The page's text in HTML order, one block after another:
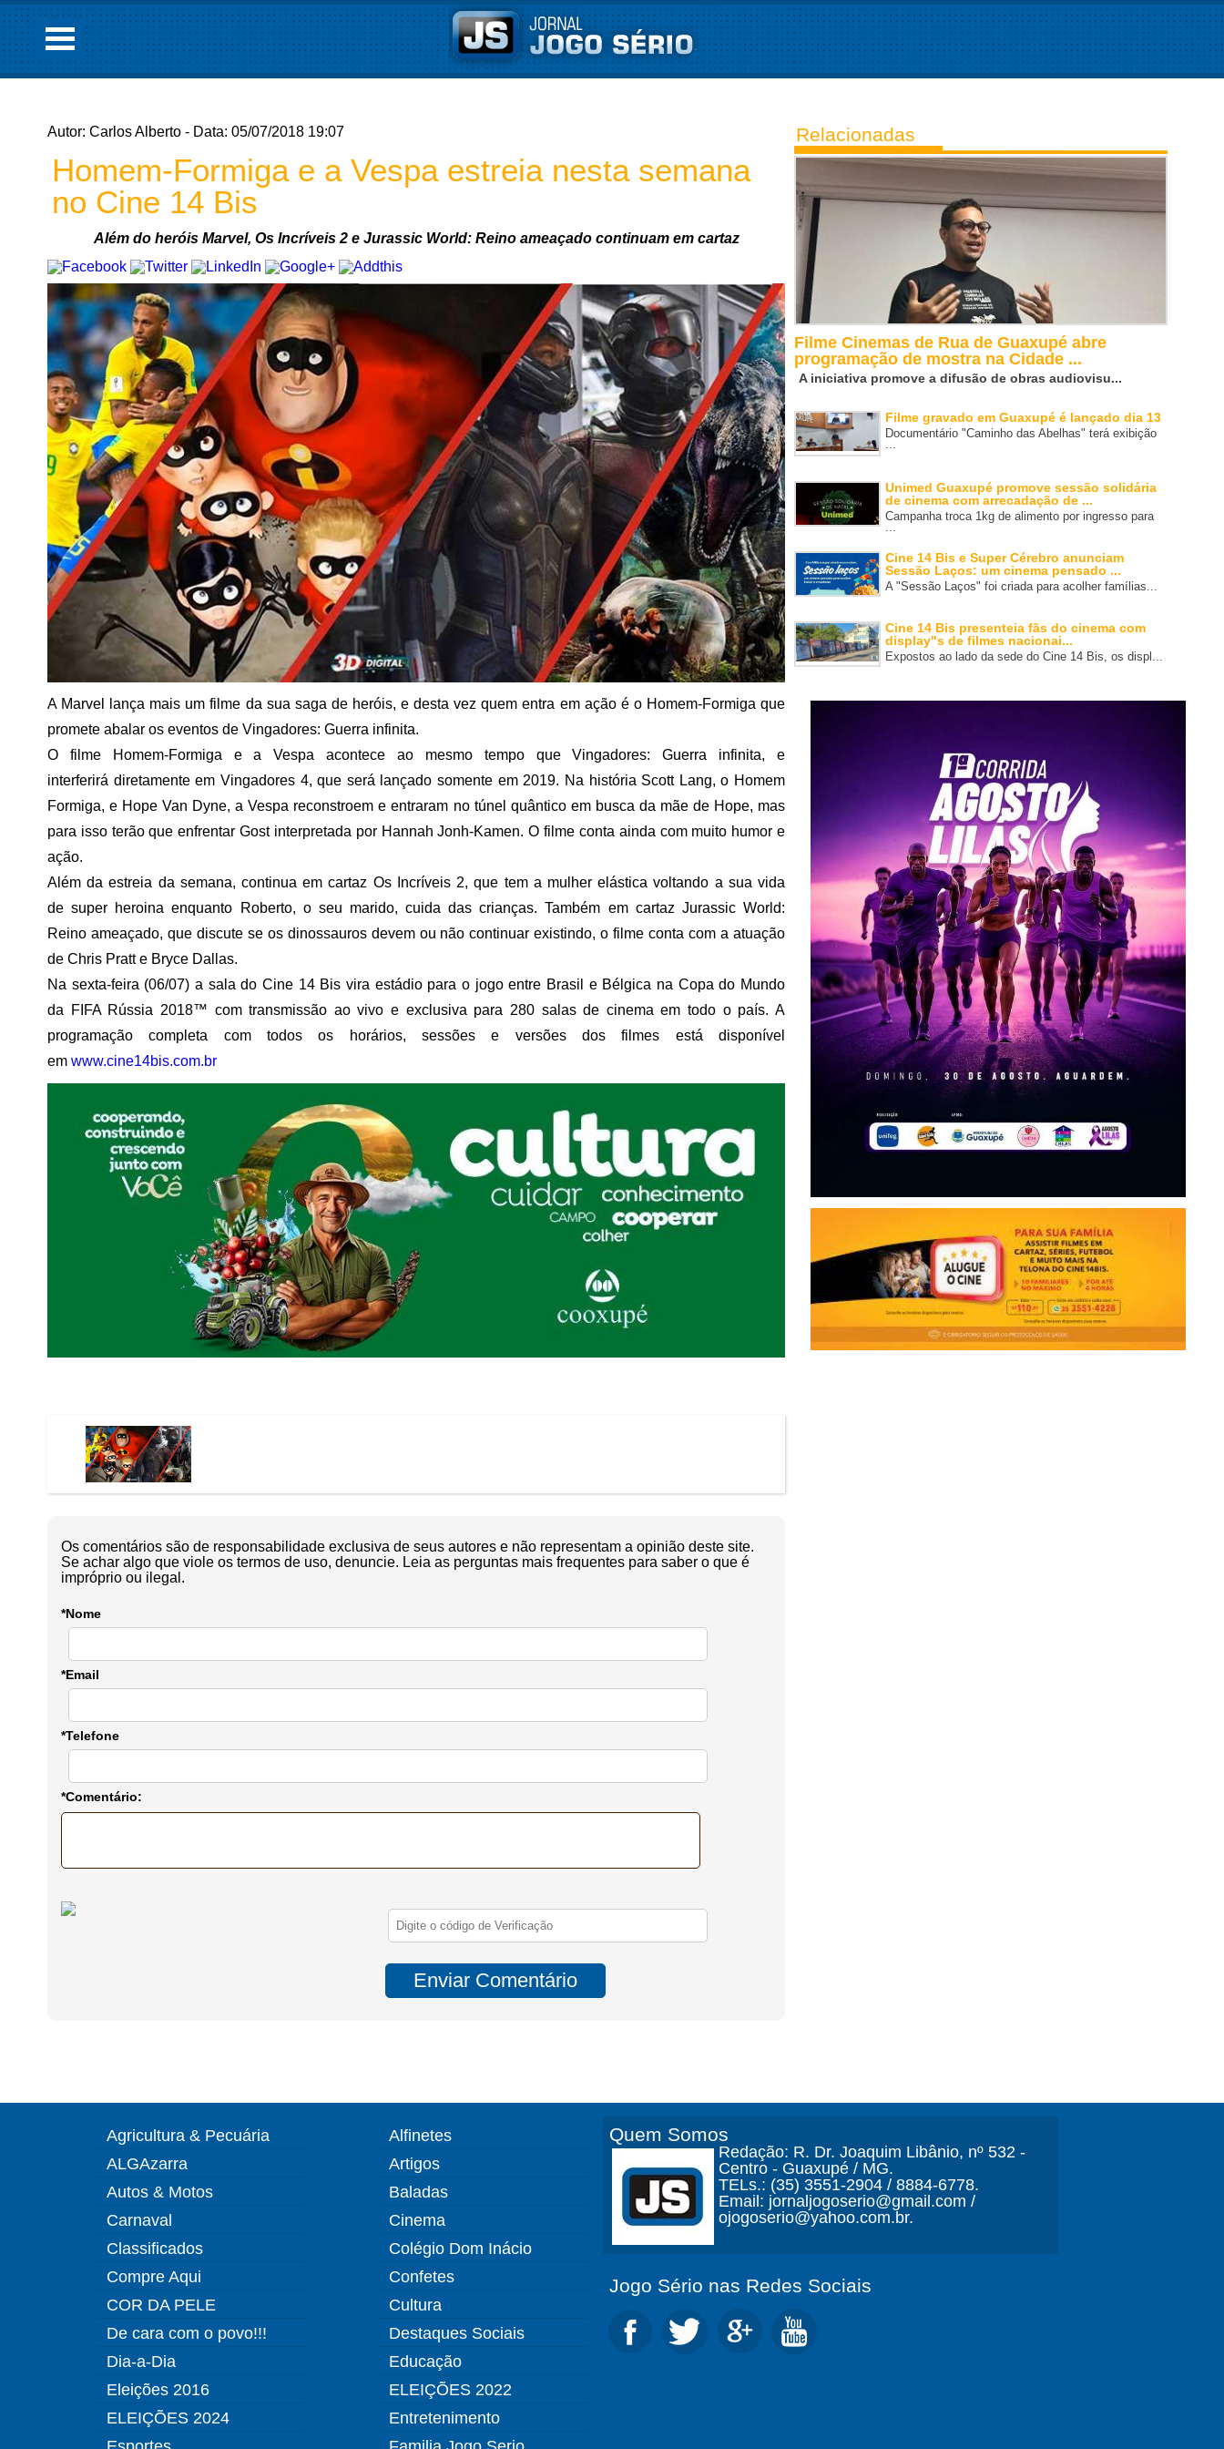
Autor: Carlos Alberto - Data: 05/07/2018 19:07
Homem-Formiga e a Vespa estreia nesta semana
no Cine 14 Bis
Além do heróis Marvel, Os Incríveis 2 e Jurassic World: Reino ameaçado continuam em cartaz
A Marvel lança mais um filme da sua saga de heróis, e desta vez quem entra em ação é o Homem-Formiga que
promete abalar os eventos de Vingadores: Guerra infinita.
O filme Homem-Formiga e a Vespa acontece ao mesmo tempo que Vingadores: Guerra infinita, e
interferirá diretamente em Vingadores 4, que será lançado somente em 2019. Na história Scott Lang, o Homem
Formiga, e Hope Van Dyne, a Vespa reconstroem e entraram no túnel quântico em busca da mãe de Hope, mas
para isso terão que enfrentar Gost interpretada por Hannah Jonh-Kamen. O filme conta ainda com muito humor e
ação.
Além da estreia da semana, continua em cartaz Os Incríveis 2, que tem a mulher elástica voltando a sua vida
de super heroina enquanto Roberto, o seu marido, cuida das crianças. Também em cartaz Jurassic World:
Reino ameaçado, que discute se os dinossauros devem ou não continuar existindo, o filme conta com a atuação
de Chris Pratt e Bryce Dallas.
Na sexta-feira (06/07) a sala do Cine 14 Bis vira estádio para o jogo entre Brasil e Bélgica na Copa do Mundo
da FIFA Rússia 2018™ com transmissão ao vivo e exclusiva para 280 salas de cinema em todo o país. A
programação completa com todos os horários, sessões e versões dos filmes está disponível
em www.cine14bis.com.br
Os comentários são de responsabilidade exclusiva de seus autores e não representam a opinião deste site.
Se achar algo que viole os termos de uso, denuncie. Leia as perguntas mais frequentes para saber o que é
impróprio ou ilegal.
*Nome
*Email
*Telefone
*Comentário:
Relacionadas
Filme Cinemas de Rua de Guaxupé abre
programação de mostra na Cidade ...
A iniciativa promove a difusão de obras audiovisu...
Filme gravado em Guaxupé é lançado dia 13
Documentário "Caminho das Abelhas" terá exibição
...
Unimed Guaxupé promove sessão solidária
de cinema com arrecadação de ...
Campanha troca 1kg de alimento por ingresso para
...
Cine 14 Bis e Super Cérebro anunciam
Sessão Laços: um cinema pensado ...
A "Sessão Laços" foi criada para acolher famílias...
Cine 14 Bis presenteia fãs do cinema com
display"s de filmes nacionai...
Expostos ao lado da sede do Cine 14 Bis, os displ...
Agricultura & Pecuária
ALGAzarra
Autos & Motos
Carnaval
Classificados
Compre Aqui
COR DA PELE
De cara com o povo!!!
Dia-a-Dia
Eleições 2016
ELEIÇÕES 2024
Alfinetes
Artigos
Baladas
Cinema
Colégio Dom Inácio
Confetes
Cultura
Destaques Sociais
Educação
ELEIÇÕES 2022
Entretenimento
Quem Somos
Redação: R. Dr. Joaquim Libânio, nº 532 -
Centro - Guaxupé / MG.
TELs.: (35) 3551-2904 / 8884-6778.
Email: jornaljogoserio@gmail.com /
ojogoserio@yahoo.com.br.
Jogo Sério nas Redes Sociais